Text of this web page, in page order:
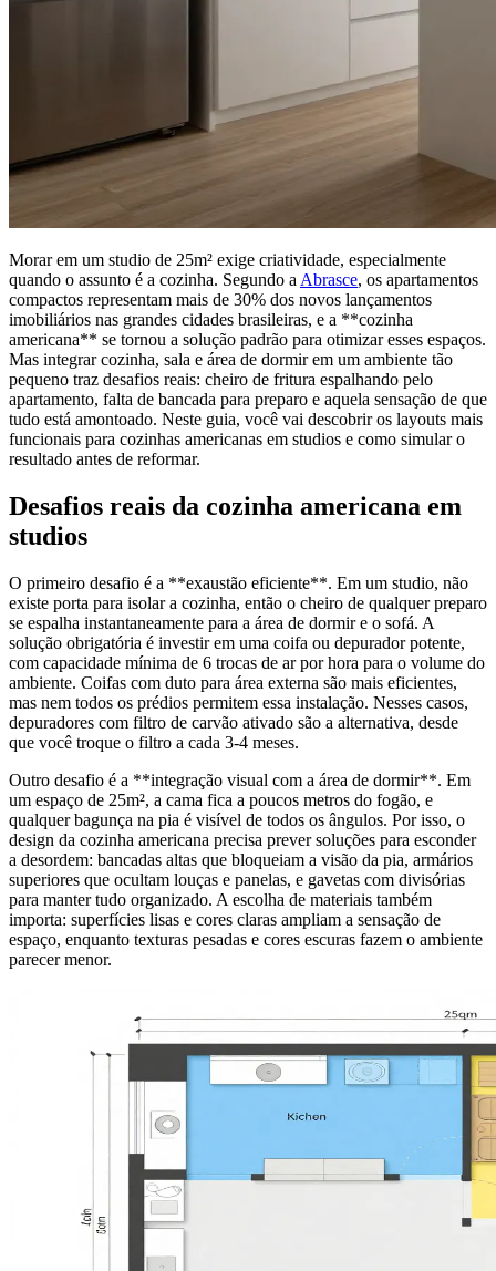
Morar em um studio de 25m² exige criatividade, especialmente
quando o assunto é a cozinha. Segundo a Abrasce, os apartamentos
compactos representam mais de 30% dos novos lançamentos
imobiliários nas grandes cidades brasileiras, e a **cozinha
americana** se tornou a solução padrão para otimizar esses espaços.
Mas integrar cozinha, sala e área de dormir em um ambiente tão
pequeno traz desafios reais: cheiro de fritura espalhando pelo
apartamento, falta de bancada para preparo e aquela sensação de que
tudo está amontoado. Neste guia, você vai descobrir os layouts mais
funcionais para cozinhas americanas em studios e como simular o
resultado antes de reformar.
Desafios reais da cozinha americana em
studios
O primeiro desafio é a **exaustão eficiente**. Em um studio, não
existe porta para isolar a cozinha, então o cheiro de qualquer preparo
se espalha instantaneamente para a área de dormir e o sofá. A
solução obrigatória é investir em uma coifa ou depurador potente,
com capacidade mínima de 6 trocas de ar por hora para o volume do
ambiente. Coifas com duto para área externa são mais eficientes,
mas nem todos os prédios permitem essa instalação. Nesses casos,
depuradores com filtro de carvão ativado são a alternativa, desde
que você troque o filtro a cada 3-4 meses.
Outro desafio é a **integração visual com a área de dormir**. Em
um espaço de 25m², a cama fica a poucos metros do fogão, e
qualquer bagunça na pia é visível de todos os ângulos. Por isso, o
design da cozinha americana precisa prever soluções para esconder
a desordem: bancadas altas que bloqueiam a visão da pia, armários
superiores que ocultam louças e panelas, e gavetas com divisórias
para manter tudo organizado. A escolha de materiais também
importa: superfícies lisas e cores claras ampliam a sensação de
espaço, enquanto texturas pesadas e cores escuras fazem o ambiente
parecer menor.